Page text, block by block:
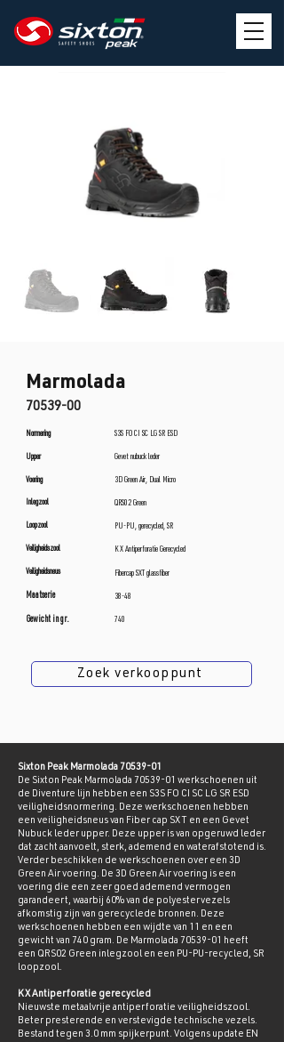
Marmolada
70539-00
Normering S3S FO CI SC LG SR ESD
Upper Gevet nubuck leder
Voering 3D Green Air, Dual Micro
Inlegzool QRS02 Green
Loopzool PU-PU, gerecycled, SR
Veiligheidszool KX Antiperforatie Gerecycled
Veiligheidsneus Fibercap SXT glassfiber
Maatserie 38-48
Gewicht in gr. 740
Zoek verkooppunt
Sixton Peak Marmolada 70539-01
De Sixton Peak Marmolada 70539-01 werkschoenen uit
de Diventure lijn hebben een S3S FO CI SC LG SR ESD
veiligheidsnormering. Deze werkschoenen hebben
een veiligheidsneus van Fiber cap SXT en een Gevet
Nubuck leder upper. Deze upper is van opgeruwd leder
dat zacht aanvoelt, sterk, ademend en waterafstotend is.
Verder beschikken de werkschoenen over een 3D
Green Air voering. De 3D Green Air voering is een
voering die een zeer goed ademend vermogen
garandeert, waarbij 60% van de polyestervezels
afkomstig zijn van gerecyclede bronnen. Deze
werkschoenen hebben een wijdte van 11 en een
gewicht van 740 gram. De Marmolada 70539-01
heeft
een QRS02 Green inlegzool en een PU-PU-recycled, SR
loopzool.
KX Antiperforatie gerecycled
Nieuwste metaalvrije antiperforatie veiligheidszool.
Beter presterende en verstevigde technische vezels.
Bestand tegen 3.0 mm spijkerpunt. Volgens update EN